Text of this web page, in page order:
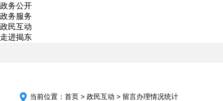
政务公开
政务服务
政民互动
走进揭东
当前位置： 首页 > 政民互动 > 留言办理情况统计